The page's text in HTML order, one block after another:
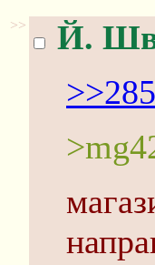
>> Й.